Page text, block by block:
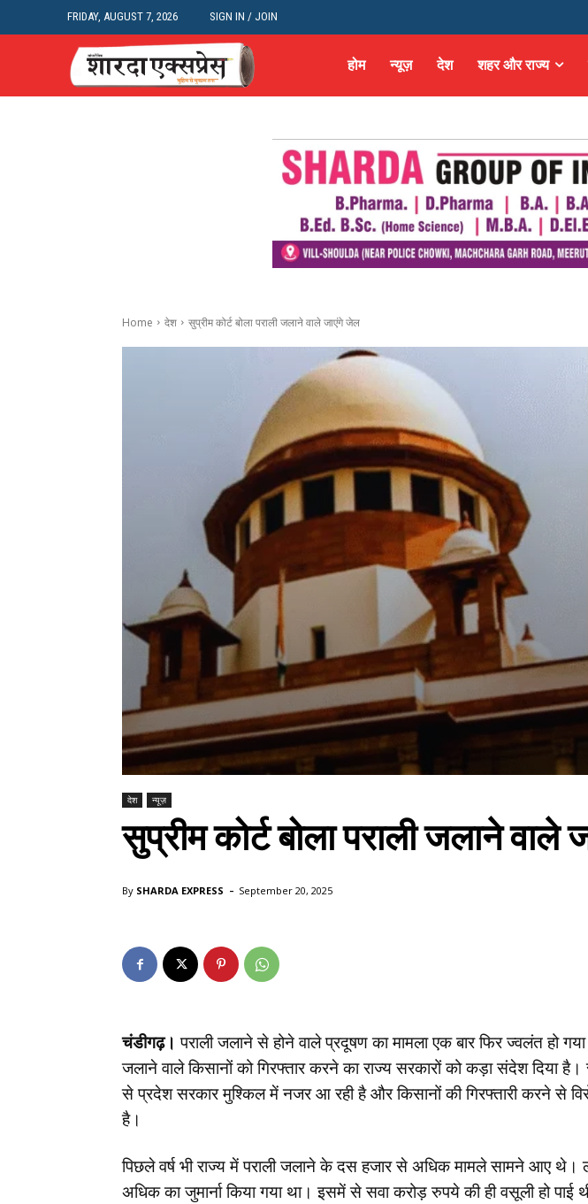
FRIDAY, AUGUST 7, 2026 SIGN IN / JOIN
होम न्यूज़ देश शहर और राज्य
Home देश सुप्रीम कोर्ट बोला पराली जलाने वाले जाएंगे जेल
देश न्यूज़
सुप्रीम कोर्ट बोला पराली जलाने वाले
By SHARDA EXPRESS - September 20, 2025
चंडीगढ़। पराली जलाने से होने वाले प्रदूषण का मामला एक बार फिर ज्वलंत हो
जलाने वाले किसानों को गिरफ्तार करने का राज्य सरकारों को कड़ा संदेश दिया
से प्रदेश सरकार मुश्किल में नजर आ रही है और किसानों की गिरफ्तारी करने से
है।
पिछले वर्ष भी राज्य में पराली जलाने के दस हजार से अधिक मामले सामने आए
अधिक का जुमार्ना किया गया था। इसमें से सवा करोड़ रुपये की ही वसूली हो पाई